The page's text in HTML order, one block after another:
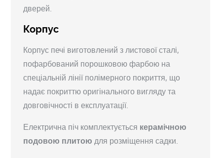
дверей.
Корпус
Корпус печі виготовлений з листової сталі,
пофарбований порошковою фарбою на
спеціальній лінії полімерного покриття, що
надає покриттю оригінального вигляду та
довговічності в експлуатації.
Електрична піч комплектується керамічною
подовою плитою для розміщення садки.